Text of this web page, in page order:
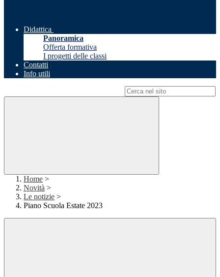
Didattica
Panoramica
Offerta formativa
I progetti delle classi
Contatti
Info utili
Home >
Novità >
Le notizie >
Piano Scuola Estate 2023